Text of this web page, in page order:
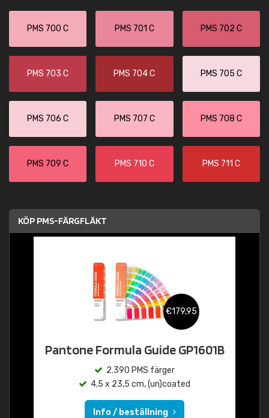
PMS 700 C PMS 701 C PMS 702 C
PMS 703 C PMS 704 C PMS 705 C
PMS 706 C PMS 707 C PMS 708 C
PMS 709 C PMS 710 C PMS 711 C
KÖP PMS-FÄRGFLÄKT
€179,95
Pantone Formula Guide GP1601B
2.390 PMS färger
4,5 x 23,5 cm, (un)coated
Info / beställning